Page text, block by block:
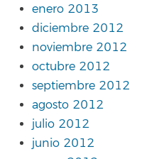
enero 2013
diciembre 2012
noviembre 2012
octubre 2012
septiembre 2012
agosto 2012
julio 2012
junio 2012